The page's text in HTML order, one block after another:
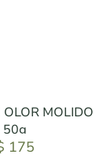
OLOR MOLIDO
50g
175